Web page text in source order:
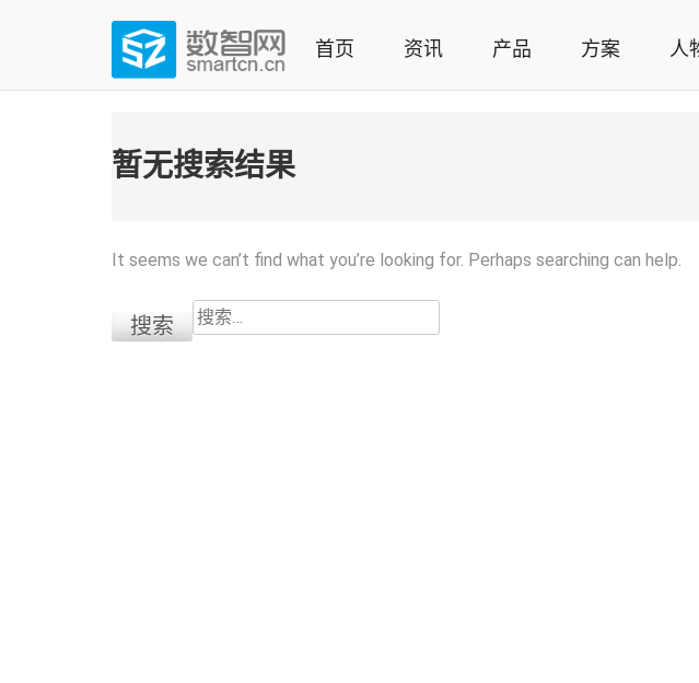
(Press
数智网
智能家居第一资讯门户 | 智能家居系统，智能家居产品，智能家居解决方案，智能家居技术
首页 资讯 产品 方案 人
暂无搜索结果
It seems we can’t find what you’re looking for. Perhaps searching can help.
搜
索：